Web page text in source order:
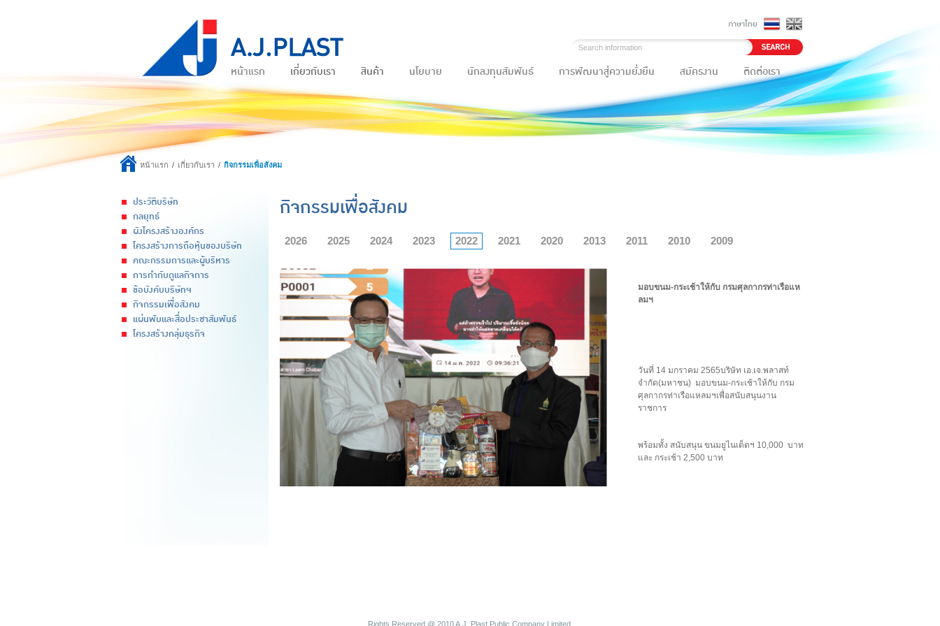
ภาษาไทย
หน้าแรก เกี่ยวกับเรา สินค้า นโยบาย นักลงทุนสัมพันธ์ การพัฒนาสู่ความยั่งยืน สมัครงาน ติดต่อเรา
หน้าแรก เกี่ยวกับเรา กิจกรรมเพื่อสังคม
ประวัติบริษัท
กลยุทธ์
ผังโครงสร้างองค์กร
โครงสร้างการถือหุ้นของบริษัท
คณะกรรมการและผู้บริหาร
การกำกับดูแลกิจการ
ข้อบังคับบริษัทฯ
กิจกรรมเพื่อสังคม
แผ่นพับและสื่อประชาสัมพันธ์
โครงสร้างกลุ่มธุรกิจ
กิจกรรมเพื่อสังคม
2026 2025 2024 2023 2022 2021 2020 2013 2011 2010 2009
มอบขนม-กระเช้าให้กับ กรมศุลกากรท่าเรือแห
ลมฯ
วันที่ 14 มกราคม 2565บริษัท เอ.เจ.พลาสท์
จำกัด(มหาชน) มอบขนม-กระเช้าให้กับ กรม
ศุลกากรท่าเรือแหลมฯเพื่อสนับสนุนงาน
ราชการ
พร้อมทั้ง สนับสนุน ขนมยูไนเต็ดฯ 10,000 บาท
และ กระเช้า 2,500 บาท
Rights Reserved @ 2010 A.J. Plast Public Company Limited.